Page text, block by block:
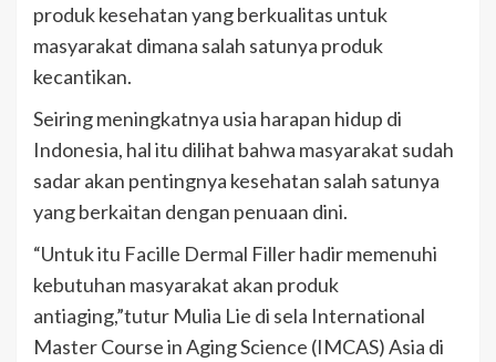
produk kesehatan yang berkualitas untuk
masyarakat dimana salah satunya produk
kecantikan.
Seiring meningkatnya usia harapan hidup di
Indonesia, hal itu dilihat bahwa masyarakat sudah
sadar akan pentingnya kesehatan salah satunya
yang berkaitan dengan penuaan dini.
“Untuk itu Facille Dermal Filler hadir memenuhi
kebutuhan masyarakat akan produk
antiaging,”tutur Mulia Lie di sela International
Master Course in Aging Science (IMCAS) Asia di